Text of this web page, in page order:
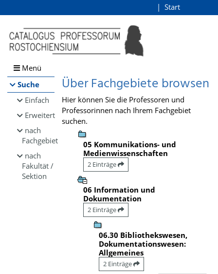
Browsen
direkt zum Inhalt
Start
Menü
Suche
Einfach
Erweitert
nach
Fachgebiet
nach
Fakultät /
Sektion
Über Fachgebiete browsen
Hier können Sie die Professoren und
Professorinnen nach Ihrem Fachgebiet
suchen.
05 Kommunikations- und
Medienwissenschaften
2 Einträge
06 Information und
Dokumentation
2 Einträge
06.30 Bibliothekswesen,
Dokumentationswesen:
Allgemeines
2 Einträge